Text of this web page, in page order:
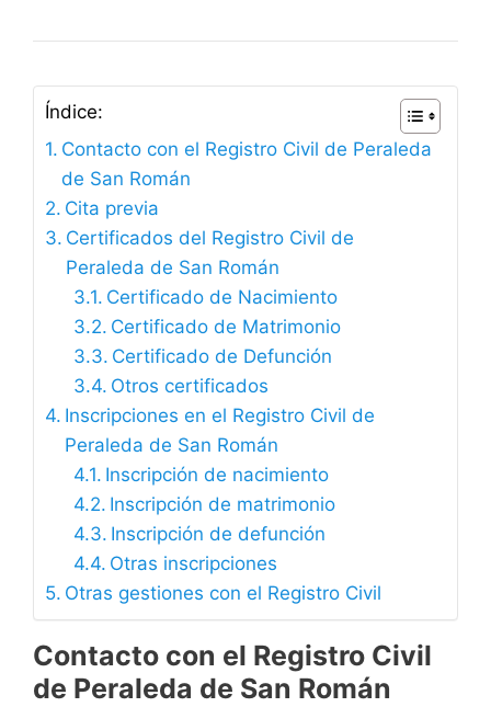
Índice:
Contacto con el Registro Civil de Peraleda
de San Román
Cita previa
Certificados del Registro Civil de
Peraleda de San Román
Certificado de Nacimiento
Certificado de Matrimonio
Certificado de Defunción
Otros certificados
Inscripciones en el Registro Civil de
Peraleda de San Román
Inscripción de nacimiento
Inscripción de matrimonio
Inscripción de defunción
Otras inscripciones
Otras gestiones con el Registro Civil
Contacto con el Registro Civil
de Peraleda de San Román